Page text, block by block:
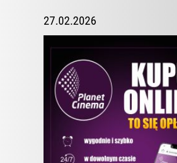
27.02.2026